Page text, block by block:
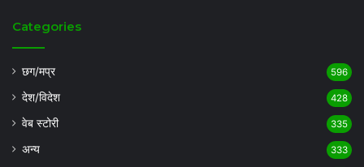
Categories
छग/मप्र 596
देश/विदेश 428
वेब स्टोरी 335
अन्य 333